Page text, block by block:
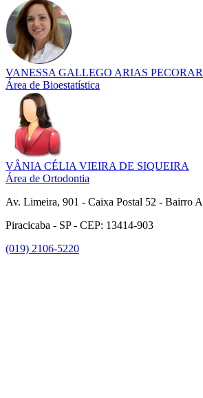
VANESSA GALLEGO ARIAS
Área de Bioestatística
VÂNIA CÉLIA VIEIRA DE SIQUEIRA
Área de Ortodontia
Av. Limeira, 901 - Caixa Postal 52 - Bairro
Piracicaba - SP - CEP: 13414-903
(019) 2106-5220